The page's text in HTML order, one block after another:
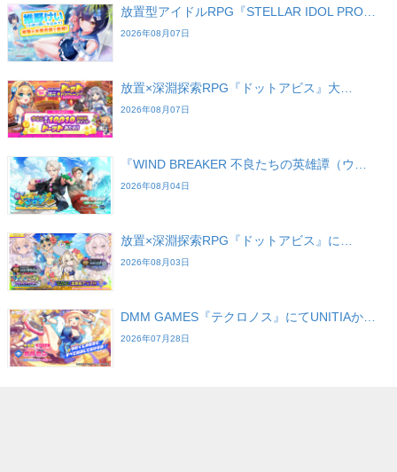
放置型アイドルRPG『STELLAR IDOL PRO…
2026年08月07日
放置×深淵探索RPG『ドットアビス』大…
2026年08月07日
『WIND BREAKER 不良たちの英雄譚（ウ…
2026年08月04日
放置×深淵探索RPG『ドットアビス』に…
2026年08月03日
DMM GAMES『テクロノス』にてUNITIAか…
2026年07月28日